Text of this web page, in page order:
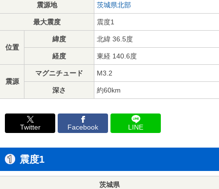
震源地 茨城県北部
最大震度 震度1
位置
緯度 北緯 36.5度
経度 東経 140.6度
震源
マグニチュード M3.2
深さ 約60km
Twitter Facebook LINE
震度1
茨城県